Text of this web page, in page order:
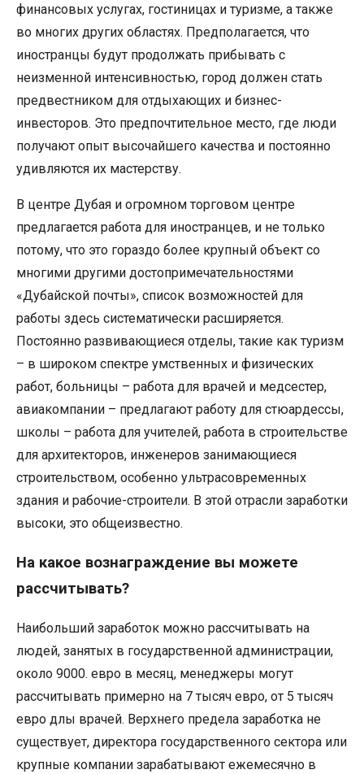
финансовых услугах, гостиницах и туризме, а также
во многих других областях. Предполагается, что
иностранцы будут продолжать прибывать с
неизменной интенсивностью, город должен стать
предвестником для отдыхающих и бизнес-
инвесторов. Это предпочтительное место, где люди
получают опыт высочайшего качества и постоянно
удивляются их мастерству.
В центре Дубая и огромном торговом центре
предлагается работа для иностранцев, и не только
потому, что это гораздо более крупный объект со
многими другими достопримечательностями
«Дубайской почты», список возможностей для
работы здесь систематически расширяется.
Постоянно развивающиеся отделы, такие как туризм
– в широком спектре умственных и физических
работ, больницы – работа для врачей и медсестер,
авиакомпании – предлагают работу для стюардессы,
школы – работа для учителей, работа в строительстве
для архитекторов, инженеров занимающиеся
строительством, особенно ультрасовременных
здания и рабочие-строители. В этой отрасли заработки
высоки, это общеизвестно.
На какое вознаграждение вы можете
рассчитывать?
Наибольший заработок можно рассчитывать на
людей, занятых в государственной администрации,
около 9000. евро в месяц, менеджеры могут
рассчитывать примерно на 7 тысяч евро, от 5 тысяч
евро длы врачей. Верхнего предела заработка не
существует, директора государственного сектора или
крупные компании зарабатывают ежемесячно в